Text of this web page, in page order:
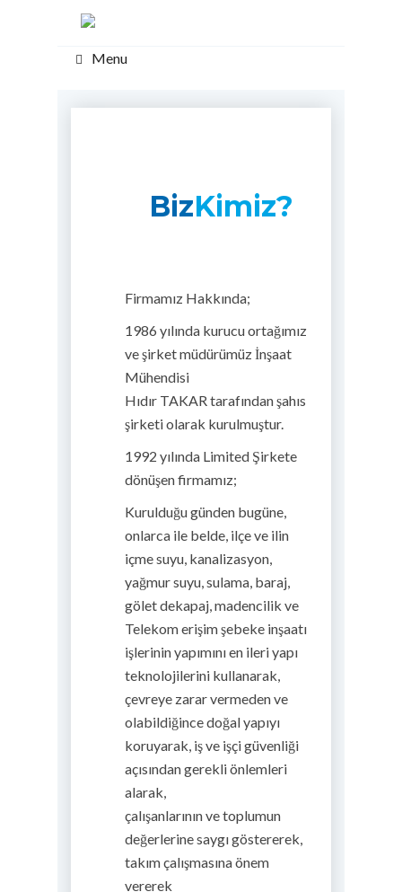
Menu
BizKimiz?
Firmamız Hakkında;
1986 yılında kurucu ortağımız
ve şirket müdürümüz İnşaat
Mühendisi
Hıdır TAKAR tarafından şahıs
şirketi olarak kurulmuştur.
1992 yılında Limited Şirkete
dönüşen firmamız;
Kurulduğu günden bugüne,
onlarca ile belde, ilçe ve ilin
içme suyu, kanalizasyon,
yağmur suyu, sulama, baraj,
gölet dekapaj, madencilik ve
Telekom erişim şebeke inşaatı
işlerinin yapımını en ileri yapı
teknolojilerini kullanarak,
çevreye zarar vermeden ve
olabildiğince doğal yapıyı
koruyarak, iş ve işçi güvenliği
açısından gerekli önlemleri
alarak,
çalışanlarının ve toplumun
değerlerine saygı göstererek,
takım çalışmasına önem
vererek